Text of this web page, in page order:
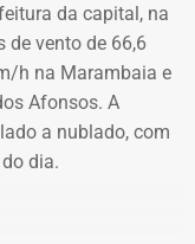
à Mulher
(CIAMs)
para
da capital, na
vento de 66,6
h na Marambaia e
Afonsos. A
a nublado, com
dia.